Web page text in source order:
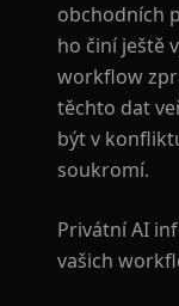
obchodních
ho činí ještě
workflow
těchto dat
být v
soukromí.
Privátní AI
vašich